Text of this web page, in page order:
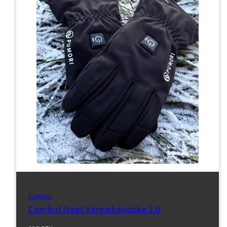
PUMORI
Comfort Heat Värmehandske 2.0